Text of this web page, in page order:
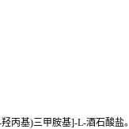
丙基)三甲胺基]-L-酒石酸盐。